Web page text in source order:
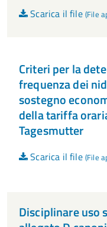
Scarica il file (File
Criteri per la
frequenza dei
sostegno
della tariffa
Tagesmutter
Scarica il file (File
Disciplinare uso